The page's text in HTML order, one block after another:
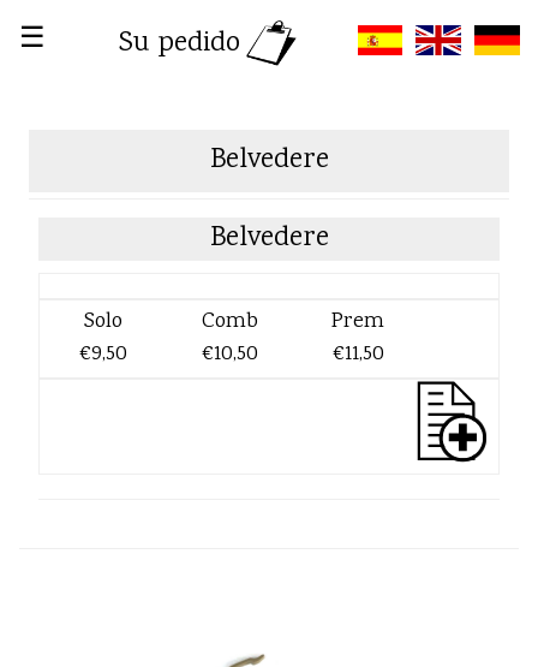
☰ Su pedido
Belvedere
Belvedere
Solo
€9,50
Comb
€10,50
Prem
€11,50